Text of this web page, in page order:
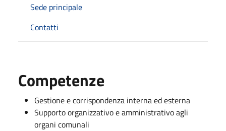
Sede principale
Contatti
Competenze
Gestione e corrispondenza interna ed esterna
Supporto organizzativo e amministrativo agli
organi comunali